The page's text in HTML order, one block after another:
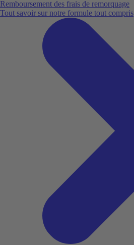
Remboursement des frais de remorquage
Tout savoir sur notre formule tout compris